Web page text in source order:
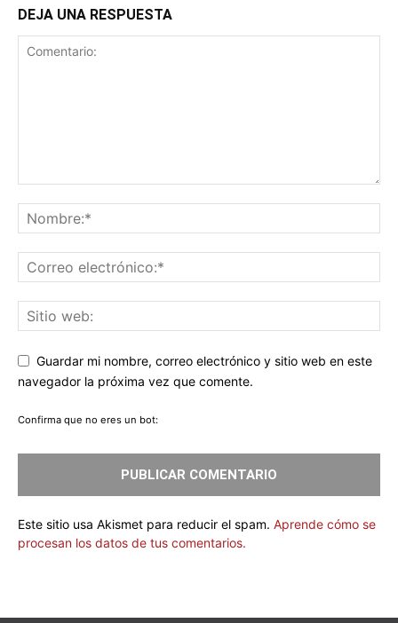
DEJA UNA RESPUESTA
Guardar mi nombre, correo electrónico y sitio web en este
navegador la próxima vez que comente.
Confirma que no eres un bot:
Este sitio usa Akismet para reducir el spam. Aprende cómo se
procesan los datos de tus comentarios.